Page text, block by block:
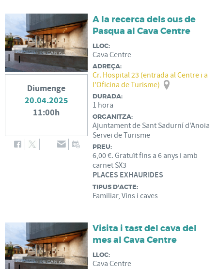
Diumenge
20.04.2025
11:00h
A la recerca dels ous de
Pasqua al Cava Centre
LLOC:
Cava Centre
ADREÇA:
Cr. Hospital 23 (entrada al Centre i a
l'Oficina de Turisme)
DURADA:
1 hora
ORGANITZA:
Ajuntament de Sant Sadurní d'Anoia
Servei de Turisme
PREU:
6,00 €. Gratuït fins a 6 anys i amb
carnet SX3
PLACES EXHAURIDES
TIPUS D'ACTE:
Familiar, Vins i caves
Visita i tast del cava del
mes al Cava Centre
LLOC:
Cava Centre